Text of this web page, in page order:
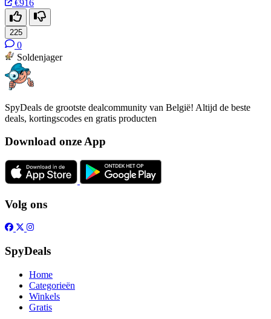
€916
225
0
Soldenjager
SpyDeals de grootste dealcommunity van België! Altijd de beste
deals, kortingscodes en gratis producten
Download onze App
Volg ons
SpyDeals
Home
Categorieën
Winkels
Gratis